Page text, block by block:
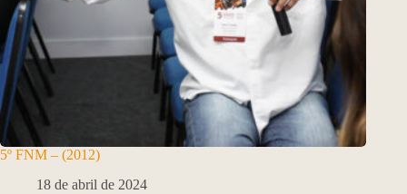
5º FNM – (2012)
18 de abril de 2024